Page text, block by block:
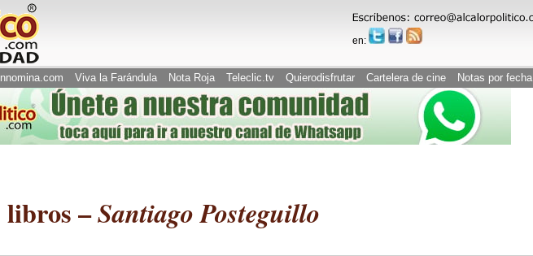
en:
Viva la Farándula Nota Roja Teleclic.tv Quierodisfrutar Cartelera de cine Notas por fecha
libros –Santiago Posteguillo